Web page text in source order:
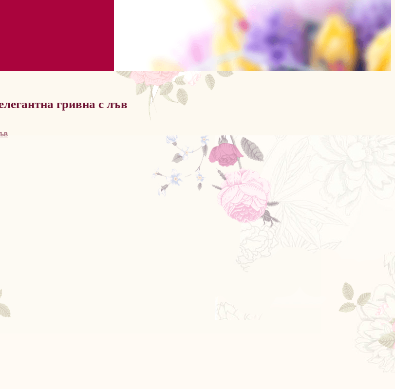
гривна с лъв